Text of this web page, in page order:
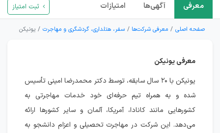
معرفی آگهی‌ها امتیازات ثبت امتیاز
صفحه اصلی معرفی شرکت‌ها سفر، هتلداری، گردشگری و مهاجرت یونیکن
معرفی یونیکن
یونیکن با ۲۰ سال سابقه، توسط دکتر محمدرضا امینی تأسیس
شده و به همراه تیم حرفه‌ای خود خدمات مهاجرتی به
کشورهایی مانند کانادا، آمریکا، آلمان و سایر کشورها ارائه
می‌دهد. این شرکت در مهاجرت تحصیلی و اعزام دانشجو به